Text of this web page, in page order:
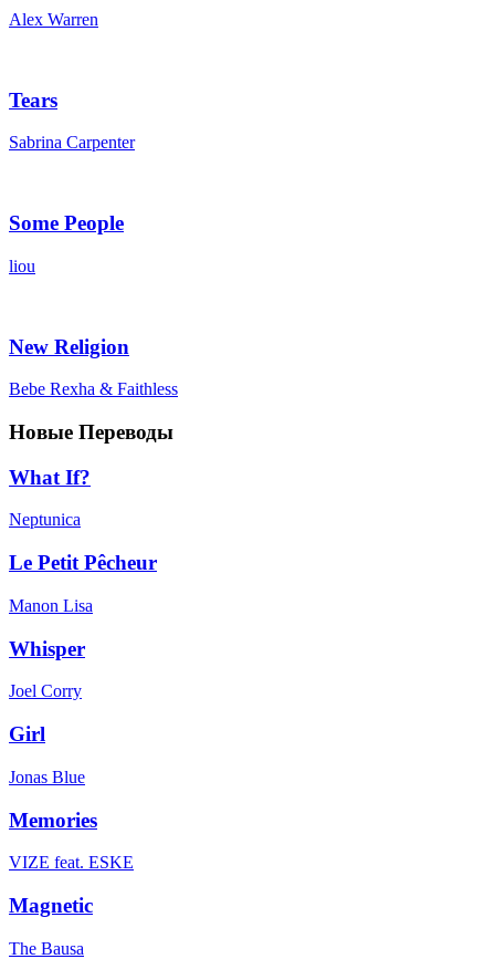
Alex Warren
Tears
Sabrina Carpenter
Some People
liou
New Religion
Bebe Rexha & Faithless
Новые Переводы
What If?
Neptunica
Le Petit Pêcheur
Manon Lisa
Whisper
Joel Corry
Girl
Jonas Blue
Memories
VIZE feat. ESKE
Magnetic
The Bausa